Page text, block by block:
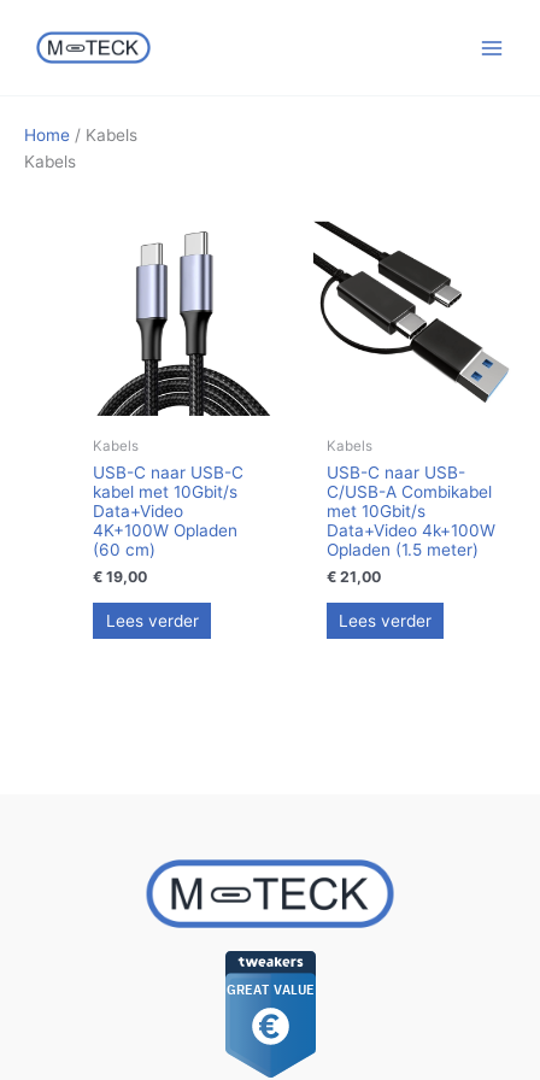
Home / Kabels
Kabels
Kabels
USB-C naar USB-C
kabel met 10Gbit/s
Data+Video
4K+100W Opladen
(60 cm)
€ 19,00
Lees verder
Kabels
USB-C naar USB-
C/USB-A Combikabel
met 10Gbit/s
Data+Video 4k+100W
Opladen (1.5 meter)
€21,00
Lees verder